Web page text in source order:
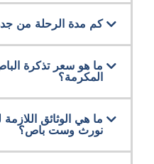
كم مدة الرحلة من
ما هو سعر تذكرة
المكرمة؟
ما هي الوثائق
نورث وست باص؟